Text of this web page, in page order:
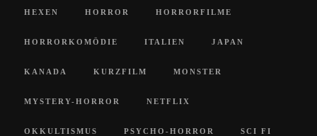
HEXEN HORROR HORRORFILME
HORRORKOMÖDIE ITALIEN JAPAN
KANADA KURZFILM MONSTER
MYSTERY-HORROR NETFLIX
OKKULTISMUS PSYCHO-HORROR SCI FI